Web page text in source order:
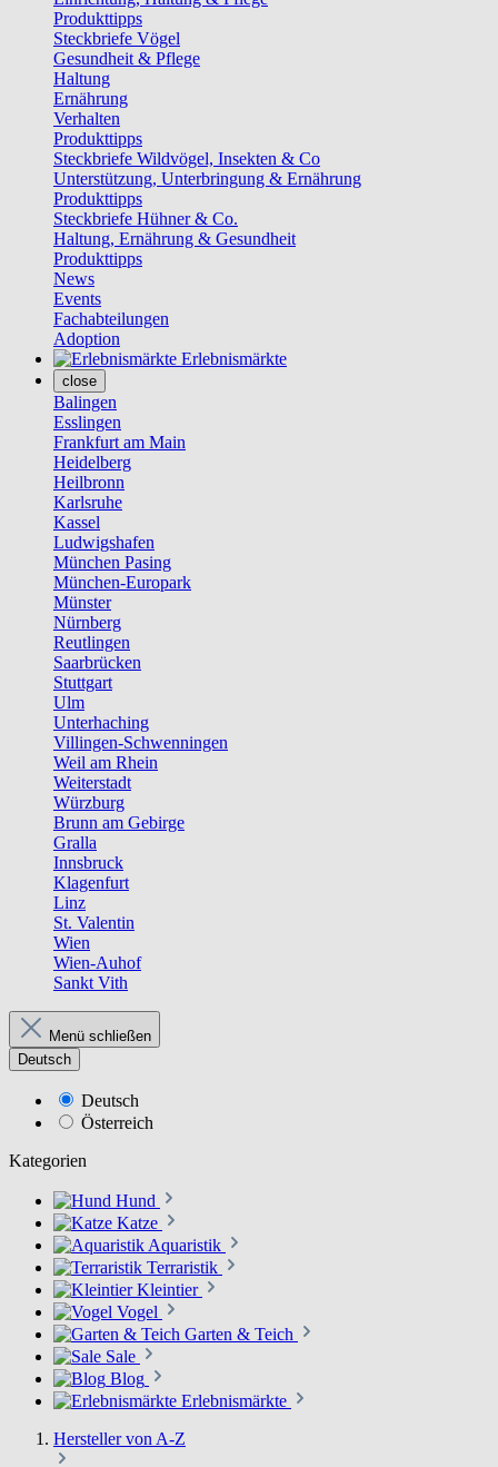
Produkttipps
Steckbriefe Vögel
Gesundheit & Pflege
Haltung
Ernährung
Verhalten
Produkttipps
Steckbriefe Wildvögel, Insekten & Co
Unterstützung, Unterbringung & Ernährung
Produkttipps
Steckbriefe Hühner & Co.
Haltung, Ernährung & Gesundheit
Produkttipps
News
Events
Fachabteilungen
Adoption
Erlebnismärkte
close
Balingen
Esslingen
Frankfurt am Main
Heidelberg
Heilbronn
Karlsruhe
Kassel
Ludwigshafen
München Pasing
München-Europark
Münster
Nürnberg
Reutlingen
Saarbrücken
Stuttgart
Ulm
Unterhaching
Villingen-Schwenningen
Weil am Rhein
Weiterstadt
Würzburg
Brunn am Gebirge
Gralla
Innsbruck
Klagenfurt
Linz
St. Valentin
Wien
Wien-Auhof
Sankt Vith
Menü schließen
Deutsch
Deutsch
Österreich
Kategorien
Hund
Katze
Aquaristik
Terraristik
Kleintier
Vogel
Garten & Teich
Sale
Blog
Erlebnismärkte
Hersteller von A-Z